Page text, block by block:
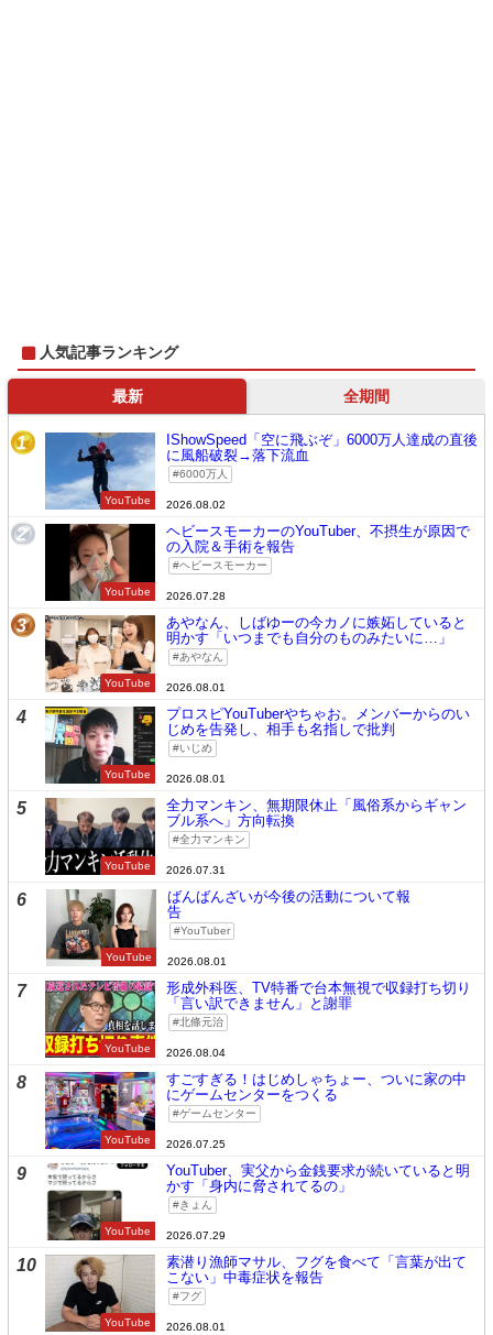
人気記事ランキング
最新 全期間
1
YouTube
IShowSpeed「空に飛ぶぞ」6000万人達成の直後
に風船破裂→落下流血
6000万人
2026.08.02
2
YouTube
ヘビースモーカーのYouTuber、不摂生が原因で
の入院＆手術を報告
ヘビースモーカー
2026.07.28
3
YouTube
あやなん、しばゆーの今カノに嫉妬していると
明かす「いつまでも自分のものみたいに…」
あやなん
2026.08.01
4
YouTube
プロスピYouTuberやちゃお。メンバーからのい
じめを告発し、相手も名指しで批判
いじめ
2026.08.01
5
YouTube
全力マンキン、無期限休止「風俗系からギャン
ブル系へ」方向転換
全力マンキン
2026.07.31
6
YouTube
ばんばんざいが今後の活動について報
告
YouTuber
2026.08.01
7
YouTube
形成外科医、TV特番で台本無視で収録打ち切り
「言い訳できません」と謝罪
北條元治
2026.08.04
8
YouTube
すごすぎる！はじめしゃちょー、ついに家の中
にゲームセンターをつくる
ゲームセンター
2026.07.25
9
YouTube
YouTuber、実父から金銭要求が続いていると明
かす「身内に脅されてるの」
きょん
2026.07.29
10
YouTube
素潜り漁師マサル、フグを食べて「言葉が出て
こない」中毒症状を報告
フグ
2026.08.01